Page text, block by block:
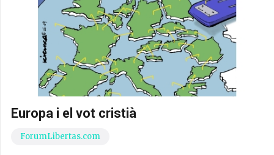
Europa i el vot cristià
ForumLibertas.com